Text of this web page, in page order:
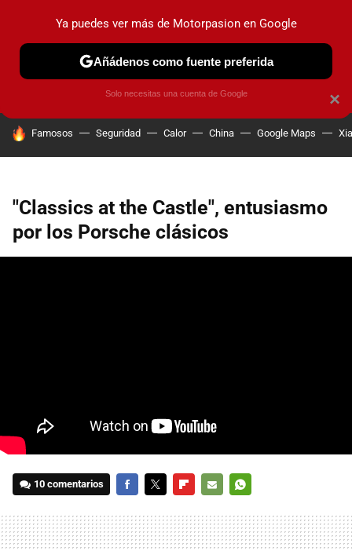
PRUEBAS COCHES ELÉCTRICOS OBSERVATORIO
HOY SE HABLA DE
Famosos Seguridad Calor China Google Maps
"Classics at the Castle", entusiasmo
por los Porsche clásicos
10 comentarios
MAIL
×
Ya puedes ver más de Motorpasion en Google
Añádenos como fuente preferida
Solo necesitas una cuenta de Google